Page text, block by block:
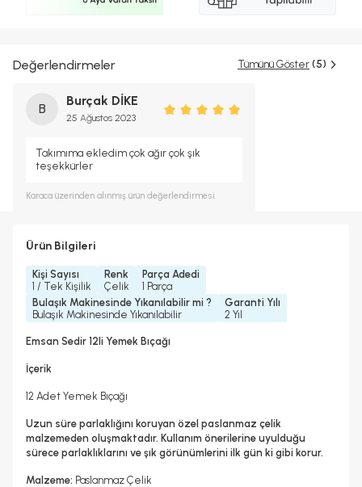
Değerlendirmeler Tümünü Göster (5)
B
Burçak DİKE
25 Ağustos 2023
Takımıma ekledim çok ağır çok şık
teşekkürler
Karaca üzerinden alınmış ürün değerlendirmesi.
Ürün Bilgileri
Kişi Sayısı
1 / Tek Kişilik
Renk
Çelik
Parça Adedi
1 Parça
Bulaşık Makinesinde Yıkanılabilir mi ?
Bulaşık Makinesinde Yıkanılabilir
Garanti Yılı
2 Yıl
Emsan Sedir 12li Yemek Bıçağı
İçerik
12 Adet Yemek Bıçağı
Uzun süre parlaklığını koruyan özel paslanmaz çelik
malzemeden oluşmaktadır. Kullanım önerilerine uyulduğu
sürece parlaklıklarını ve şık görünümlerini ilk gün ki gibi korur.
Malzeme: Paslanmaz Çelik